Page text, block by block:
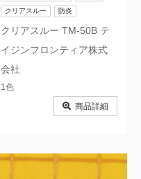
クリアスルー TM-50B テ
イジンフロンティア株式
会社
クリアスルー 防炎
1色
商品詳細